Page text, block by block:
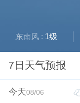
东南风 : 1级
7日天气预报
今天08/06